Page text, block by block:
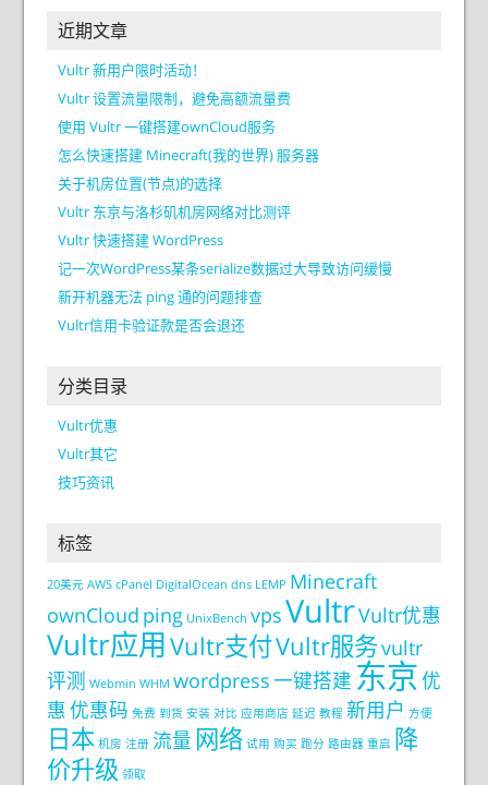
近期文章
Vultr 新用户限时活动！
Vultr 设置流量限制，避免高额流量费
使用 Vultr 一键搭建ownCloud服务
怎么快速搭建 Minecraft(我的世界) 服务器
关于机房位置(节点)的选择
Vultr 东京与洛杉矶机房网络对比测评
Vultr 快速搭建 WordPress
记一次WordPress某条serialize数据过大导致访问缓慢
新开机器无法 ping 通的问题排查
Vultr信用卡验证款是否会退还
分类目录
Vultr优惠
Vultr其它
技巧资讯
标签
20美元 AWS cPanel DigitalOcean dns LEMP Minecraft
ownCloud ping UnixBench vpsVultrVultr优惠
Vultr应用Vultr支付Vultr服务vultr
评测 Webmin WHM wordpress一键搭建 东京优
惠优惠码 免费 到货 安装 对比 应用商店 延迟 教程 新用户 方便
日本 机房 注册 流量 网络 试用 购买 跑分 路由器 重启 降
价升级 领取